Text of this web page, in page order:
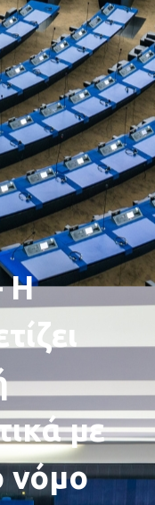
Η
με
νόμο